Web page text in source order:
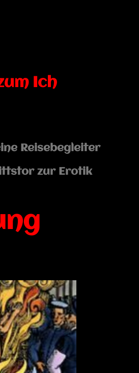
Ich
Reisebegleiter
zur Erotik